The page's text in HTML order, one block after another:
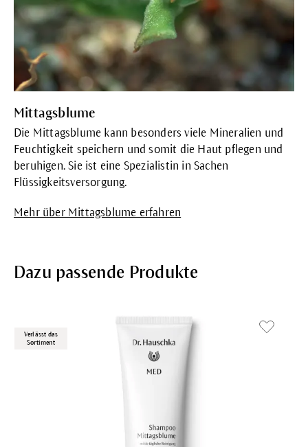
Mittagsblume
Die Mittagsblume kann besonders viele Mineralien und
Feuchtigkeit speichern und somit die Haut pflegen und
beruhigen. Sie ist eine Spezialistin in Sachen
Flüssigkeitsversorgung.
Mehr über Mittagsblume erfahren
Dazu passende Produkte
Verlässt das
Sortiment